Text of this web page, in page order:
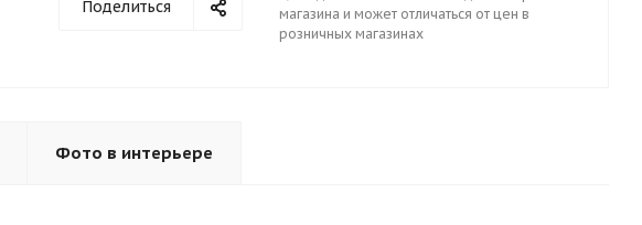
Поделиться
магазина и может отличаться от цен в
розничных магазинах
Фото в интерьере